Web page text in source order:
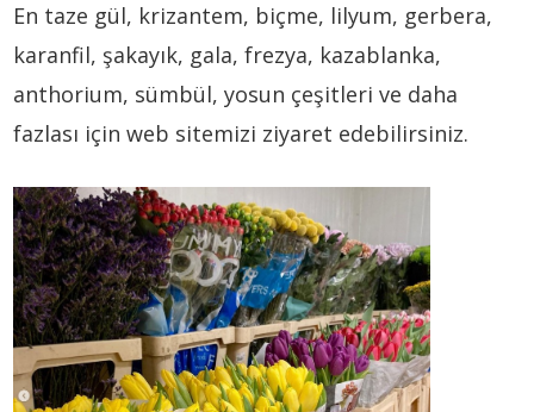
En taze gül, krizantem, biçme, lilyum, gerbera,
karanfil, şakayık, gala, frezya, kazablanka,
anthorium, sümbül, yosun çeşitleri ve daha
fazlası için web sitemizi ziyaret edebilirsiniz.